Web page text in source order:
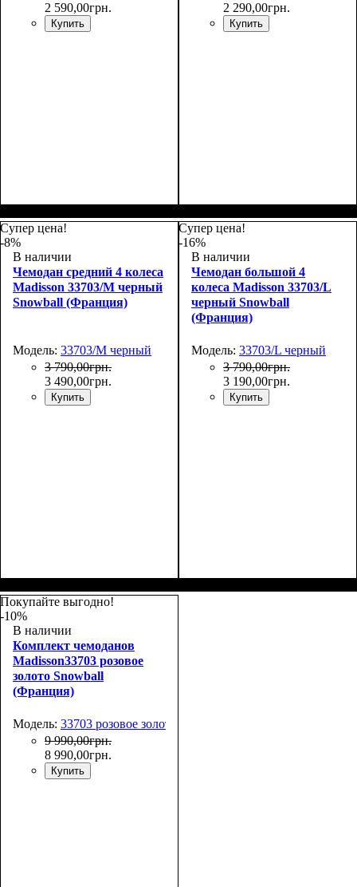
2 590,00грн.
Купить
75х50х30
2 290,00грн.
Купить
55х36х20
Супер цена!
-8%
В наличии
Чемодан средний 4 колеса
Madisson 33703/M черный
Snowball (Франция)
Модель: 33703/M черный
3 790,00грн.
3 490,00грн.
Купить
66х44х27
Супер цена!
-16%
В наличии
Чемодан большой 4
колеса Madisson 33703/L
черный Snowball
(Франция)
Модель: 33703/L черный
3 790,00грн.
3 190,00грн.
Купить
Покупайте выгодно!
-10%
В наличии
Комплект чемоданов
Madisson33703 розовое
золото Snowball
(Франция)
Модель: 33703 розовое золото
9 990,00грн.
8 990,00грн.
Купить